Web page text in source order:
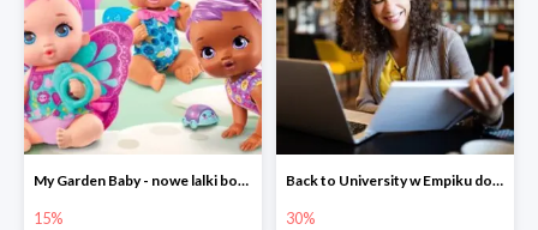
My Garden Baby - nowe lalki bobaski w Empiku do -15%
15%
Back to University w Empiku do -30%
30%